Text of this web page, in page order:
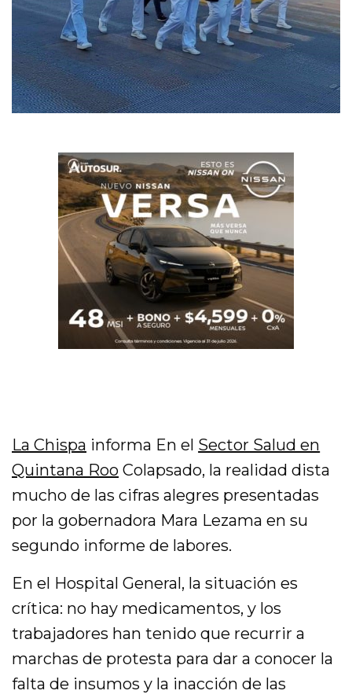
La Chispa informa En el Sector Salud en
Quintana Roo Colapsado, la realidad dista
mucho de las cifras alegres presentadas
por la gobernadora Mara Lezama en su
segundo informe de labores.
En el Hospital General, la situación es
crítica: no hay medicamentos, y los
trabajadores han tenido que recurrir a
marchas de protesta para dar a conocer la
falta de insumos y la inacción de las